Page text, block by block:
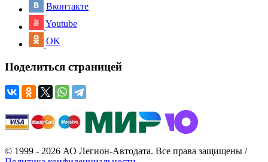
Вконтакте
Youtube
OK
Поделиться страницей
© 1999 - 2026 АО Легион-Автодата. Все права защищены /